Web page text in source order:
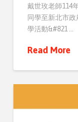
戴世玫老師114
同學至新北市
學活動&#821 …
Read More